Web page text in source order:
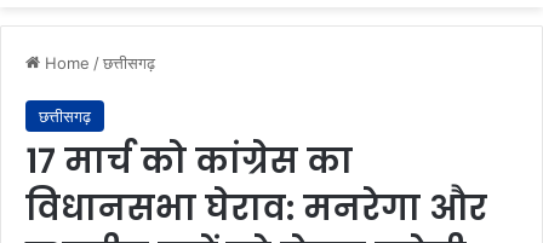
Home /छत्तीसगढ़
छत्तीसगढ़
17 मार्च को कांग्रेस का
विधानसभा घेराव: मनरेगा और